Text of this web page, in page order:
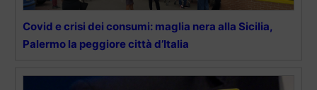
Covid e crisi dei consumi: maglia nera alla Sicilia,
Palermo la peggiore città d’Italia